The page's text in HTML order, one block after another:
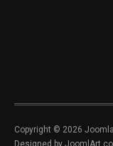
Copyright © 2026
Designed by